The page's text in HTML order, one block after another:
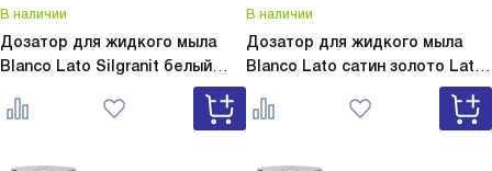
В наличии
Дозатор для жидкого мыла
Blanco Lato Silgranit белый
Lato Silgranit белый 525814
В наличии
Дозатор для жидкого мыла
Blanco Lato сатин золото Lato